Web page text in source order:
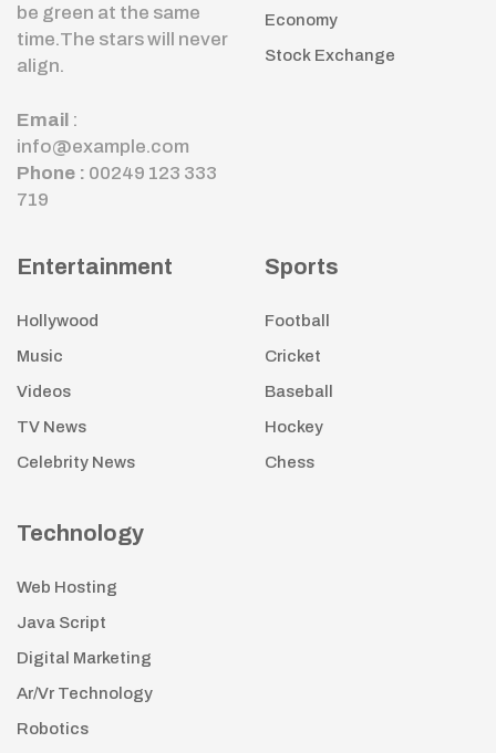
be green at the same
time.The stars will never
align.
Email :
info@example.com
Phone : 00249 123 333
719
Economy
Stock Exchange
Entertainment
Hollywood
Music
Videos
TV News
Celebrity News
Sports
Football
Cricket
Baseball
Hockey
Chess
Technology
Web Hosting
Java Script
Digital Marketing
Ar/Vr Technology
Robotics